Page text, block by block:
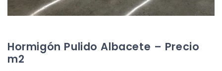
Hormigón Pulido Albacete – Precio
m2